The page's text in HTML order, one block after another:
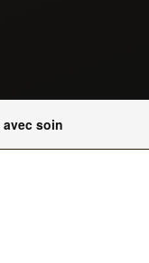
soin